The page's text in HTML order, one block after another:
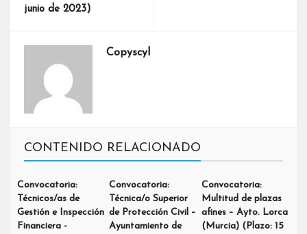
junio de 2023)
Copyscyl
CONTENIDO RELACIONADO
Convocatoria:
Técnicos/as de
Gestión e Inspección
Financiera -
Convocatoria:
Técnica/o Superior
de Protección Civil –
Ayuntamiento de
Convocatoria:
Multitud de plazas
afines – Ayto. Lorca
(Murcia) (Plazo: 15